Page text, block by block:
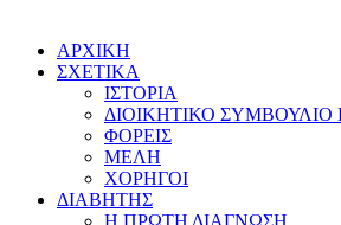
ΑΡΧΙΚΗ
ΣΧΕΤΙΚΑ
ΙΣΤΟΡΙΑ
ΔΙΟΙΚΗΤΙΚΟ ΣΥΜΒΟΥΛΙΟ
ΦΟΡΕΙΣ
ΜΕΛΗ
ΧΟΡΗΓΟΙ
ΔΙΑΒΗΤΗΣ
Η ΠΡΩΤΗ ΔΙΑΓΝΩΣΗ